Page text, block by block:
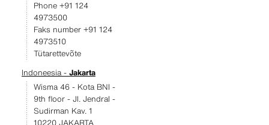
Phone +91 124
4973500
Faks number +91 124
4973510
Tütarettevõte
Indoneesia - Jakarta
Wisma 46 - Kota BNI -
9th floor - JI. Jendral -
Sudirman Kav. 1